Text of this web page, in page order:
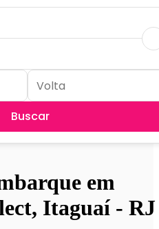
Buscar
em
Itaguaí - RJ